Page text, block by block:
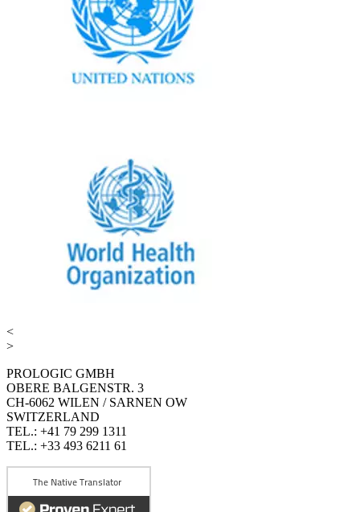
<
>
PROLOGIC GMBH
OBERE BALGENSTR. 3
CH-6062 WILEN / SARNEN OW
SWITZERLAND
TEL.: +41 79 299 1311
TEL.: +33 493 6211 61